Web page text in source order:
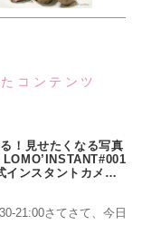
コンテンツ
る！見せたくなる写真
インスタントカメラ
21:00さてさて、今日